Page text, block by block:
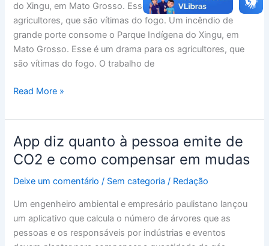
do Xingu, em Mato Grosso. Esse é um drama para os
agricultores, que são vítimas do fogo. Um incêndio de
grande porte consome o Parque Indígena do Xingu, em
Mato Grosso. Esse é um drama para os agricultores, que
são vítimas do fogo. O trabalho de
Parque
Indígena
do
MT
Read More »
App diz quanto à pessoa emite de
CO2 e como compensar em mudas
Deixe um comentário / Sem categoria / Redação
Um engenheiro ambiental e empresário paulistano lançou
um aplicativo que calcula o número de árvores que as
pessoas e os responsáveis por indústrias e eventos
App
diz
quanto
à
CO2